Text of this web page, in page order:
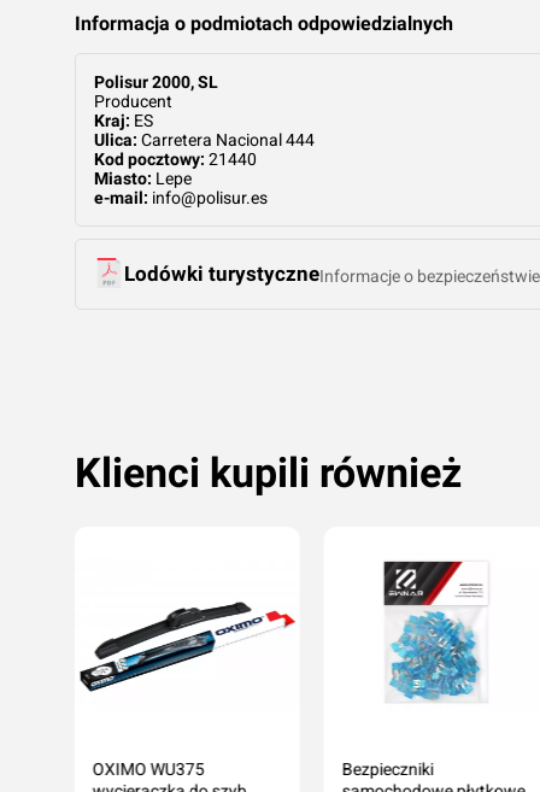
Informacja o podmiotach odpowiedzialnych
Polisur 2000, SL
Producent
Kraj: ES
Ulica: Carretera Nacional 444
Kod pocztowy: 21440
Miasto: Lepe
e-mail: info@polisur.es
Lodówki turystyczneInformacje o bezpieczeństwie
Klienci kupili również
OXIMO WU375
Bezpieczniki